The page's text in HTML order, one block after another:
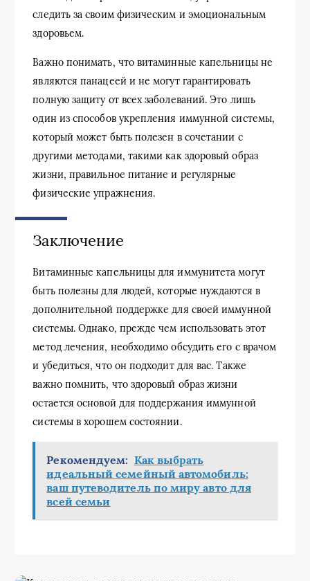
следить за своим физическим и эмоциональным
здоровьем.
Важно понимать, что витаминные капельницы не
являются панацеей и не могут гарантировать
полную защиту от всех заболеваний. Это лишь
один из способов укрепления иммунной системы,
который может быть полезен в сочетании с
другими методами, такими как здоровый образ
жизни, правильное питание и регулярные
физические упражнения.
Заключение
Витаминные капельницы для иммунитета могут
быть полезны для людей, которые нуждаются в
дополнительной поддержке для своей иммунной
системы. Однако, прежде чем использовать этот
метод лечения, необходимо обсудить его с врачом
и убедиться, что он подходит для вас. Также
важно помнить, что здоровый образ жизни
остается основой для поддержания иммунной
системы в хорошем состоянии.
Рекомендуем: Как выбрать
идеальный семейный автомобиль:
ваш путеводитель по миру авто для
всей семьи